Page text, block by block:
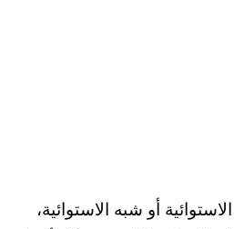
أو شبه الاستوائية،